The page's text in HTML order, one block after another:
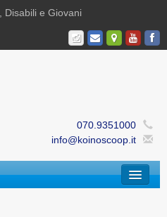
Disabili e Giovani
070.9351000
info@koinoscoop.it